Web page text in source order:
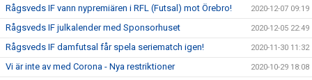
Rågsveds IF vann nypremiären i RFL (Futsal) mot Örebro! 2020-12-07 09:19
Rågsveds IF julkalender med Sponsorhuset 2020-12-05 22:49
Rågsveds IF damfutsal får spela seriematch igen! 2020-11-30 11:32
Vi är inte av med Corona - Nya restriktioner 2020-10-29 18:08